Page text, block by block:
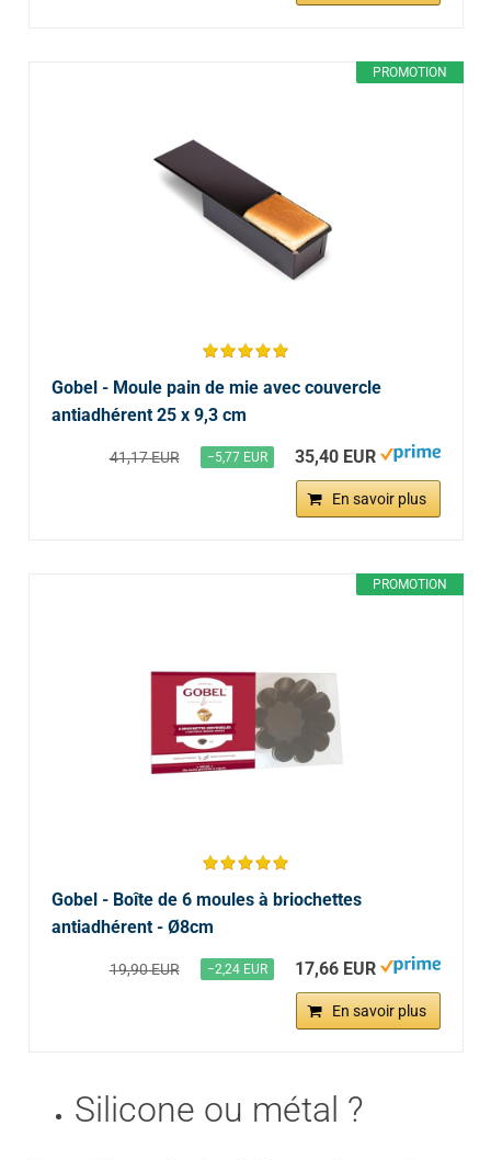
PROMOTION
Gobel - Moule pain de mie avec couvercle
antiadhérent 25 x 9,3 cm
41,17 EUR −5,77 EUR 35,40 EUR
En savoir plus
PROMOTION
Gobel - Boîte de 6 moules à briochettes
antiadhérent - Ø8cm
19,90 EUR −2,24 EUR 17,66 EUR
En savoir plus
Silicone ou métal ?